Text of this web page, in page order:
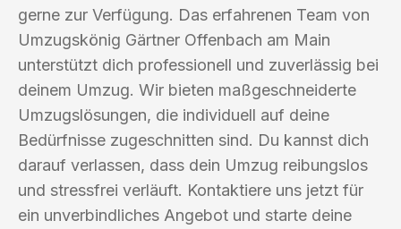
gerne zur Verfügung. Das erfahrenen Team von
Umzugskönig Gärtner Offenbach am Main
unterstützt dich professionell und zuverlässig bei
deinem Umzug. Wir bieten maßgeschneiderte
Umzugslösungen, die individuell auf deine
Bedürfnisse zugeschnitten sind. Du kannst dich
darauf verlassen, dass dein Umzug reibungslos
und stressfrei verläuft. Kontaktiere uns jetzt für
ein unverbindliches Angebot und starte deine